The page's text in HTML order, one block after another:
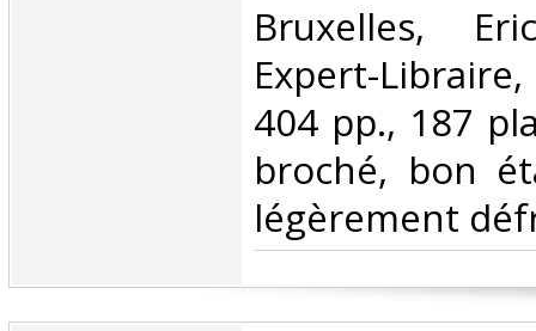
‎Bruxelles,
Expert-
404 pp., 187
broché, bon
légèrement